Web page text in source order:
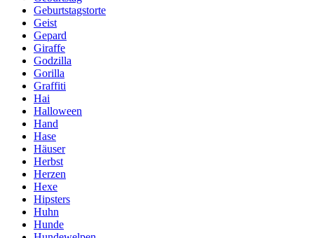
Geburtstagstorte
Geist
Gepard
Giraffe
Godzilla
Gorilla
Graffiti
Hai
Halloween
Hand
Hase
Häuser
Herbst
Herzen
Hexe
Hipsters
Huhn
Hunde